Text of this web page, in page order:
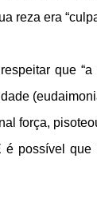
reza era
que
força,
possível